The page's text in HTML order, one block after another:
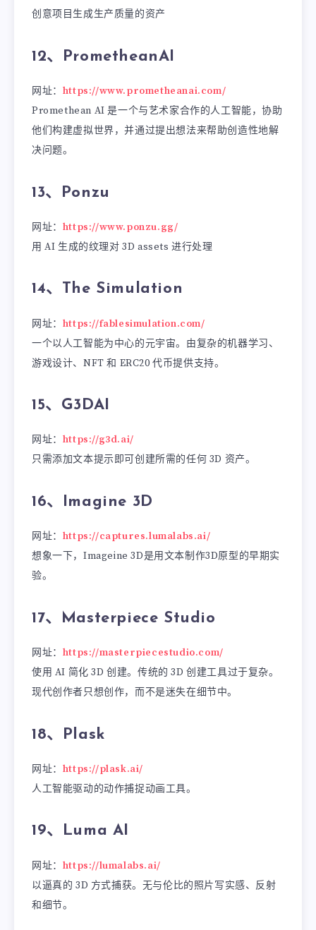
创意项目生成生产质量的资产
12、PrometheanAI
网址： https://www.prometheanai.com/
Promethean AI 是一个与艺术家合作的人工智能，协助
他们构建虚拟世界，并通过提出想法来帮助创造性地解
决问题。
13、Ponzu
网址： https://www.ponzu.gg/
用 AI 生成的纹理对 3D assets 进行处理
14、The Simulation
网址： https://fablesimulation.com/
一个以人工智能为中心的元宇宙。由复杂的机器学习、
游戏设计、NFT 和 ERC20 代币提供支持。
15、G3DAI
网址： https://g3d.ai/
只需添加文本提示即可创建所需的任何 3D 资产。
16、Imagine 3D
网址： https://captures.lumalabs.ai/
想象一下，Imageine 3D是用文本制作3D原型的早期实
验。
17、Masterpiece Studio
网址： https://masterpiecestudio.com/
使用 AI 简化 3D 创建。传统的 3D 创建工具过于复杂。
现代创作者只想创作，而不是迷失在细节中。
18、Plask
网址： https://plask.ai/
人工智能驱动的动作捕捉动画工具。
19、Luma AI
网址： https://lumalabs.ai/
以逼真的 3D 方式捕获。无与伦比的照片写实感、反射
和细节。